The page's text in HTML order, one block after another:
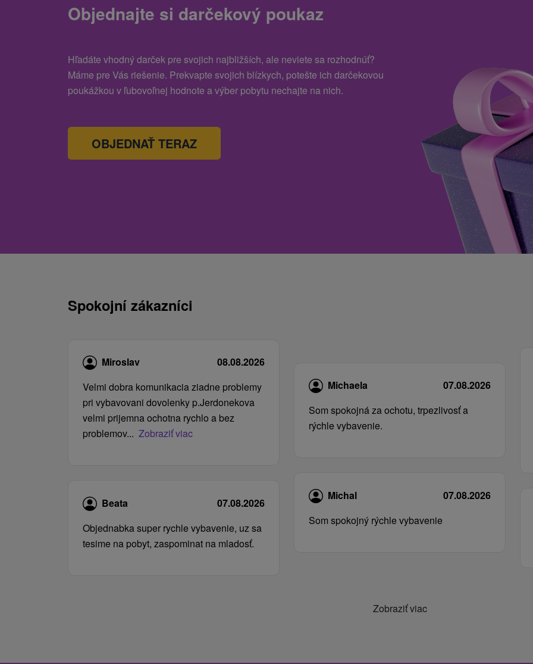
Objednajte si darčekový poukaz
Hľadáte vhodný darček pre svojich najbližších, ale neviete sa rozhodnúť?
Máme pre Vás riešenie. Prekvapte svojich blízkych, potešte ich darčekovou
poukážkou v ľubovoľnej hodnote a výber pobytu nechajte na nich.
OBJEDNAŤ TERAZ
Spokojní zákazníci
Miroslav
08.08.2026
Velmi dobra komunikacia ziadne problemy
pri vybavovani dovolenky p.Jerdonekova
velmi prijemna ochotna rychlo a bez
problemov... Zobraziť viac
Beata
07.08.2026
Objednabka super rychle vybavenie, uz sa
tesime na pobyt, zaspominat na mladosť.
Michaela
07.08.2026
Som spokojná za ochotu, trpezlivosť a
rýchle vybavenie.
Michal
07.08.2026
Som spokojný rýchle vybavenie
Zobraziť viac